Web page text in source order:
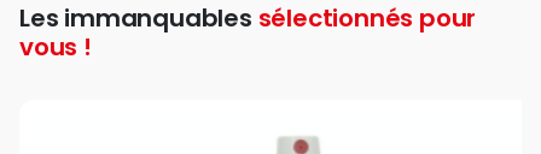
Les immanquables sélectionnés pour
vous !